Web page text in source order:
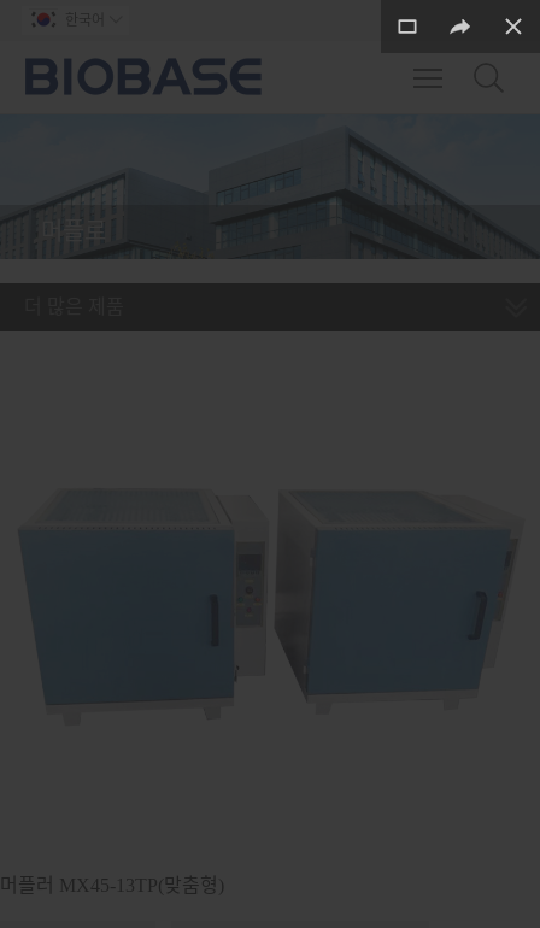
머플로
머플러 MX45-13TP(맞춤형)